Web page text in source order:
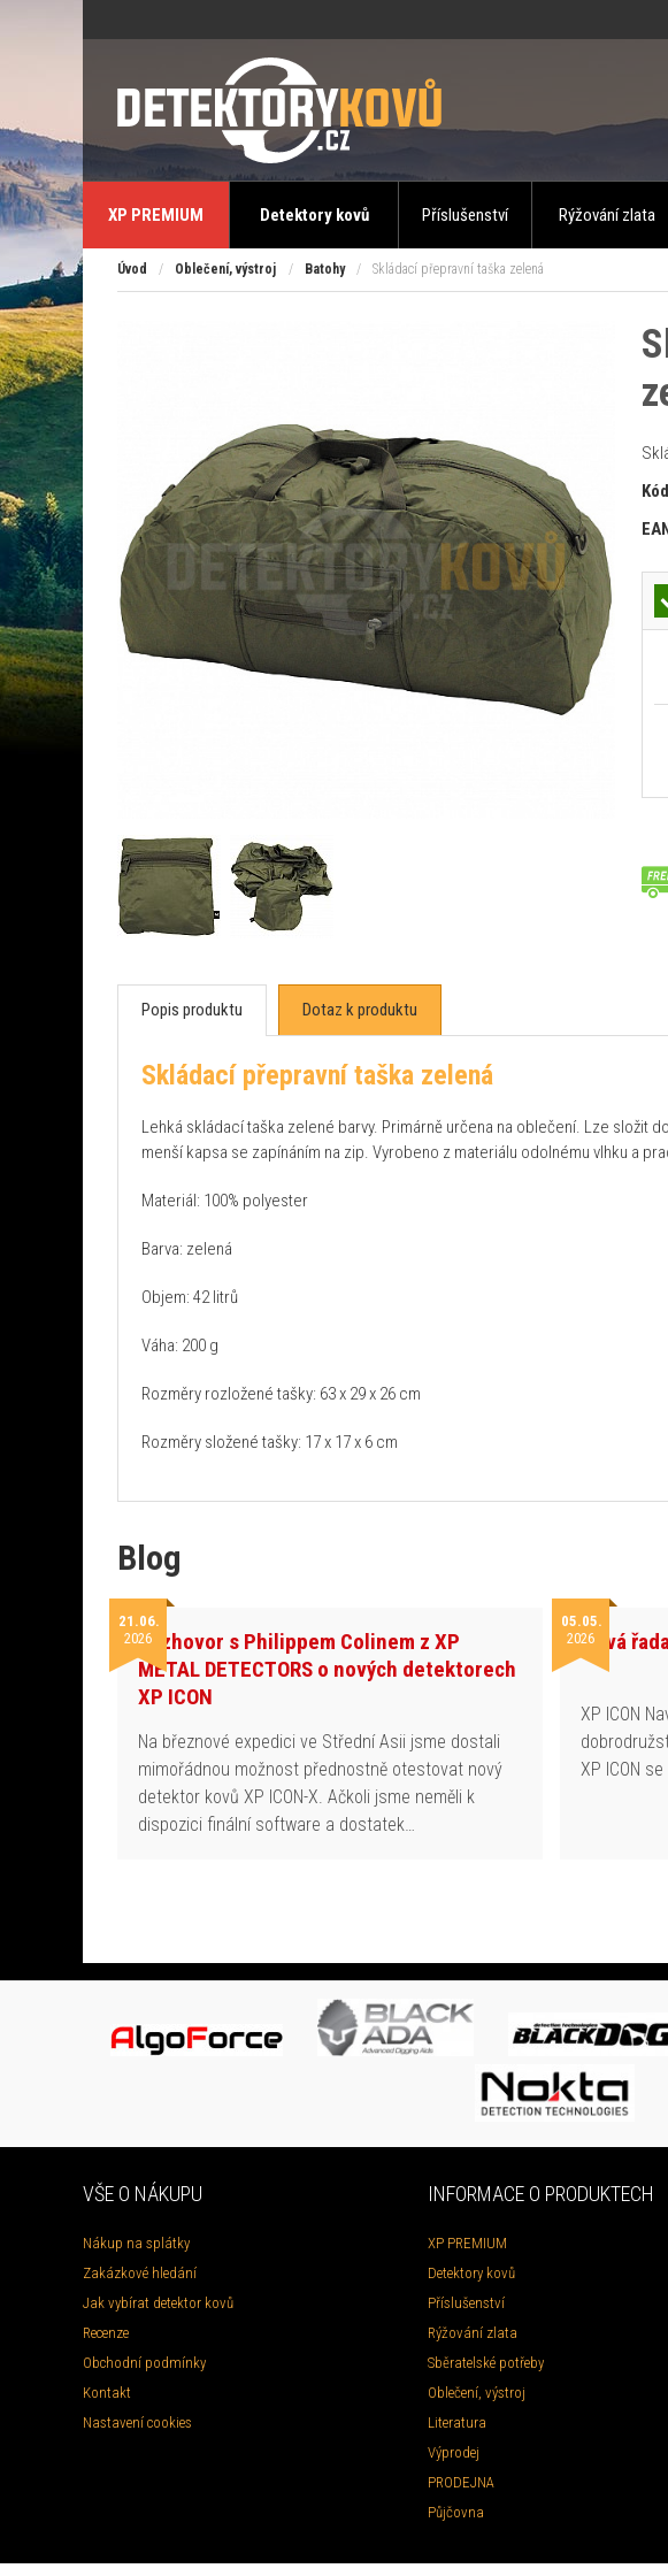
XP PREMIUM Detektory kovů Příslušenství Rýžování zlata
Úvod / Oblečení, výstroj / Batohy / Skládací přepravní taška zelená
Popis produktu Dotaz k produktu
Skládací přepravní taška zelená
Lehká skládací taška zelené barvy. Primárně určena na oblečení. Lze složit
menší kapsa se zapínáním na zip. Vyrobeno z materiálu odolnému vlhku a
Materiál: 100% polyester
Barva: zelená
Objem: 42 litrů
Váha: 200 g
Rozměry rozložené tašky: 63 x 29 x 26 cm
Rozměry složené tašky: 17 x 17 x 6 cm
Blog
21.06.
2026Rozhovor s Philippem Colinem z XP
METAL DETECTORS o nových detektorech
XP ICON
Na březnové expedici ve Střední Asii jsme dostali
mimořádnou možnost přednostně otestovat nový
detektor kovů XP ICON-X. Ačkoli jsme neměli k
dispozici finální software a dostatek…
05.05.
2026Nová
XP ICON
XP ICON
VŠE O NÁKUPU
Nákup na splátky
Zakázkové hledání
Jak vybírat detektor kovů
Recenze
Obchodní podmínky
Kontakt
Nastavení cookies
INFORMACE O PRODUKTECH
XP PREMIUM
Detektory kovů
Příslušenství
Rýžování zlata
Sběratelské potřeby
Oblečení, výstroj
Literatura
Výprodej
PRODEJNA
Půjčovna